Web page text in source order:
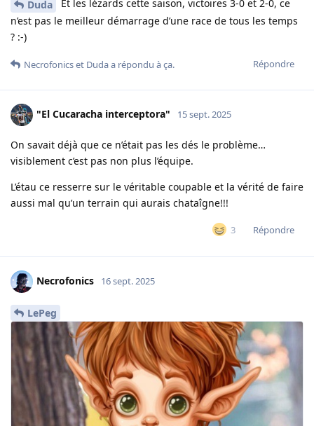
Duda
Et les lézards cette saison, victoires 3-0 et 2-0, ce
n’est pas le meilleur démarrage d’une race de tous les temps
? :-)
Répondre
Necrofonicset Dudaa répondu à ça.
"El Cucaracha interceptora" 15 sept. 2025
On savait déjà que ce n’était pas les dés le problème…
visiblement c’est pas non plus l’équipe.
L’étau ce resserre sur le véritable coupable et la vérité de faire
aussi mal qu’un terrain qui aurais chataîgne!!!
3 Répondre
Necrofonics 16 sept. 2025
LePeg